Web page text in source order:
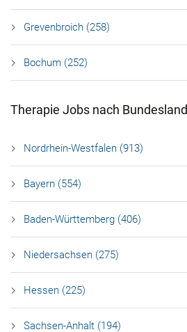
Grevenbroich (258)
Bochum (252)
Therapie Jobs nach Bundesland
Nordrhein-Westfalen (913)
Bayern (554)
Baden-Württemberg (406)
Niedersachsen (275)
Hessen (225)
Sachsen-Anhalt (194)